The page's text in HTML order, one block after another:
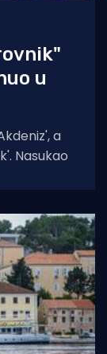
u
a
nekada je bio Jadrolinijin 'Dubrovnik'. Nasukao